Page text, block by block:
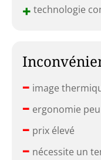
+ technologie
– image
– ergonomie
– prix élevé
– nécessite un